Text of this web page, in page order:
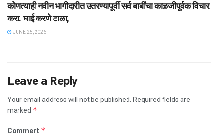
कोणत्याही नवीन भागीदारीत उतरण्यापूर्वी सर्व बाबींचा काळजीपूर्वक विचार
करा. घाई करणे टाळा,
JUNE 25, 2026
Leave a Reply
Your email address will not be published.
Required fields are
marked *
Comment *